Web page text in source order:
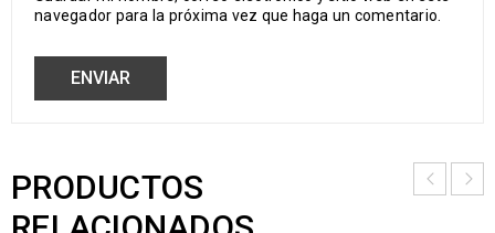
navegador para la próxima vez que haga un comentario.
PRODUCTOS